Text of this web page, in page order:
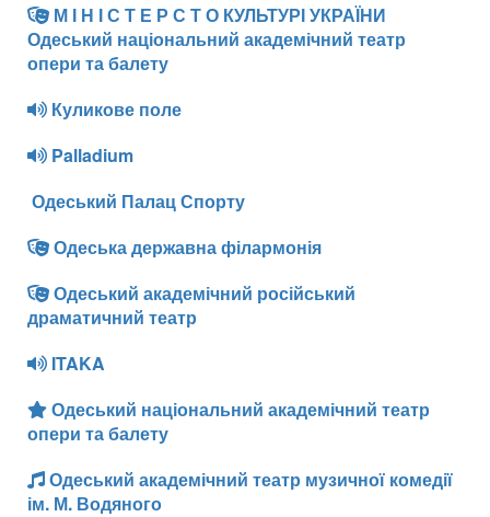
М І Н І С Т Е Р С Т О КУЛЬТУРІ УКРАЇНИ
Одеський національний академічний театр
опери та балету
Куликове поле
Palladium
Одеський Палац Спорту
Одеська державна філармонія
Одеський академічний російський
драматичний театр
ITAKA
Одеський національний академічний театр
опери та балету
Одеський академічний театр музичної комедії
ім. М. Водяного